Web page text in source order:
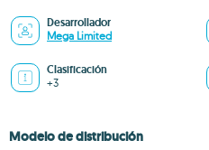
Desarrollador
Mega Limited
Clasificación
+3
Modelo de distribución